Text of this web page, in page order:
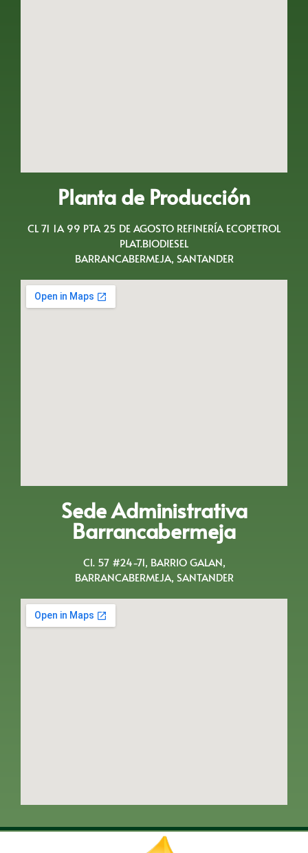
Planta de Producción
CL 71 1A 99 PTA 25 DE AGOSTO REFINERÍA ECOPETROL
PLAT.BIODIESEL
BARRANCABERMEJA, SANTANDER
Sede Administrativa
Barrancabermeja
Cl. 57 #24-71, BARRIO GALAN,
BARRANCABERMEJA, SANTANDER